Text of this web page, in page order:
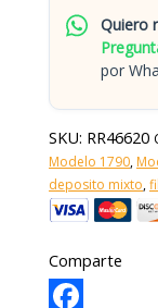
Quiero
por
SKU: RR46620
Modelo 1790,
deposito mixto,
Comparte